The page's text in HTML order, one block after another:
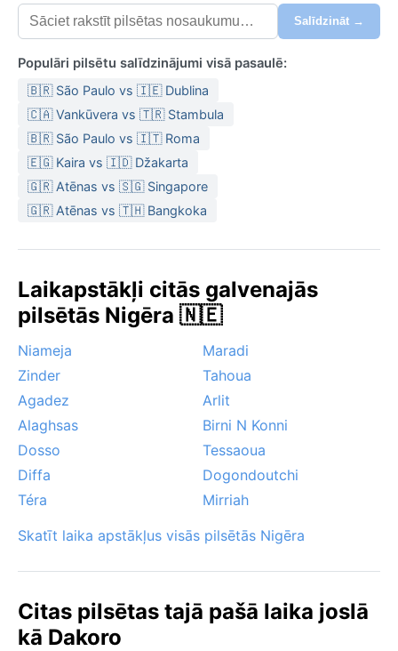
Salīdzināt →
Populāri pilsētu salīdzinājumi visā pasaulē:
🇧🇷 São Paulo vs 🇮🇪 Dublina
🇨🇦 Vankūvera vs 🇹🇷 Stambula
🇧🇷 São Paulo vs 🇮🇹 Roma
🇪🇬 Kaira vs 🇮🇩 Džakarta
🇬🇷 Atēnas vs 🇸🇬 Singapore
🇬🇷 Atēnas vs 🇹🇭 Bangkoka
Laikapstākļi citās galvenajās
pilsētās Nigēra 🇳🇪
Niameja
Maradi
Zinder
Tahoua
Agadez
Arlit
Alaghsas
Birni N Konni
Dosso
Tessaoua
Diffa
Dogondoutchi
Téra
Mirriah
Skatīt laika apstākļus visās pilsētās Nigēra
Citas pilsētas tajā pašā laika joslā
kā Dakoro